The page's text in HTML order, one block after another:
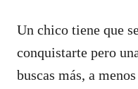
Un chico tiene que
conquistarte pero
buscas más, a